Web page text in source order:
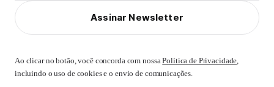
Assinar Newsletter
Ao clicar no botão, você concorda com nossaPolítica de Privacidade,
incluindo o uso de cookies e o envio de comunicações.